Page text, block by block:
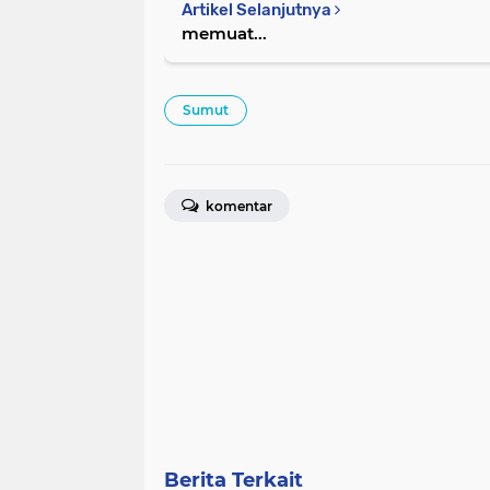
Artikel Selanjutnya
memuat...
Sumut
komentar
Berita Terkait